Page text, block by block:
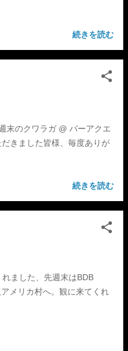
続きを読む
末のクワラガ @ バーアクエ
きました皆様、毎度ありが
続きを読む
ました、先週末はBDB
メリカ村へ。観に来てくれ